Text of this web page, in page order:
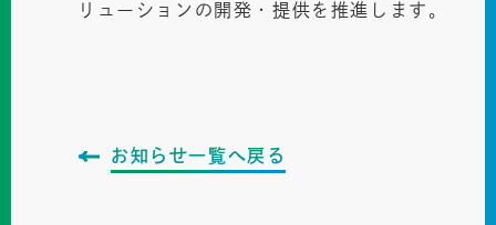
リューションの開発・提供を推進します。
お知らせ一覧へ戻る